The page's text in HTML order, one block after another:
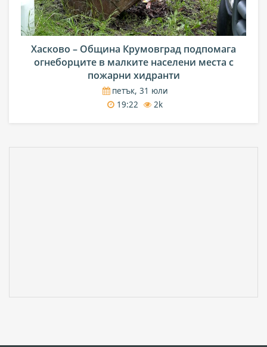
Хасково – Община Крумовград подпомага
огнеборците в малките населени места с
пожарни хидранти
петък, 31 юли
19:22
2k